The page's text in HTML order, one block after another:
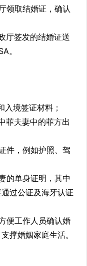
领取结婚证，确认
厅签发的结婚证送
。
入境签证材料；
菲夫妻中的菲方出
件，例如护照、驾
的单身证明，其中
过公证及海牙认证
便工作人员确认婚
撑婚姻家庭生活。